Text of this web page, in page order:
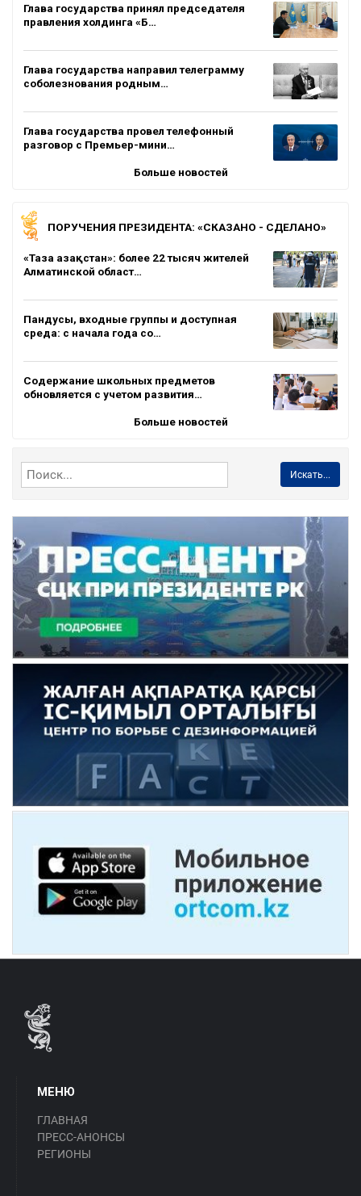
Глава государства принял председателя
правления холдинга «Б…
Глава государства направил телеграмму
соболезнования родным…
Глава государства провел телефонный
разговор с Премьер-мини…
Больше новостей
ПОРУЧЕНИЯ ПРЕЗИДЕНТА: «СКАЗАНО - СДЕЛАНО»
«Таза Қазақстан»: более 22 тысяч жителей
Алматинской област…
Пандусы, входные группы и доступная
среда: с начала года со…
Содержание школьных предметов
обновляется с учетом развития…
Больше новостей
Искать...
МЕНЮ
ГЛАВНАЯ
ПРЕСС-АНОНСЫ
РЕГИОНЫ